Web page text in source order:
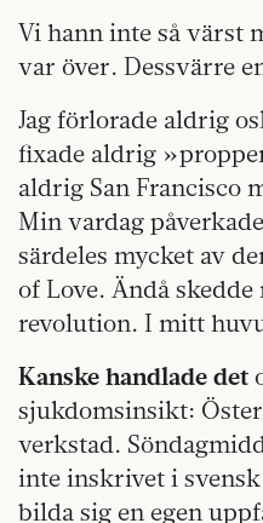
Vi hann inte så värst
var över. Dessvärre
Jag förlorade aldrig
fixade aldrig
aldrig San Francisco
Min vardag
särdeles mycket av
of Love. Ändå
revolution. I mitt
Kanske handlade det
sjukdomsinsikt:
verkstad.
inte inskrivet i
bilda sig en egen